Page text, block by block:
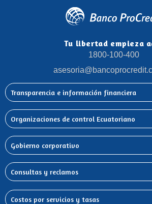
Tu libertad empieza
1800-100-400
Transparencia e información financiera
Organizaciones de control Ecuatoriano
Gobierno corporativo
Consultas y reclamos
Costos por servicios y tasas